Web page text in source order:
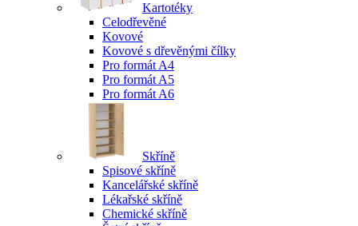
Kartotéky
Celodřevěné
Kovové
Kovové s dřevěnými čílky
Pro formát A4
Pro formát A5
Pro formát A6
Skříně
Spisové skříně
Kancelářské skříně
Lékařské skříně
Chemické skříně